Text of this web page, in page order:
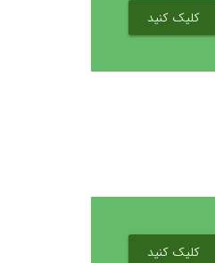
کلیک کنید
کلیک کنید